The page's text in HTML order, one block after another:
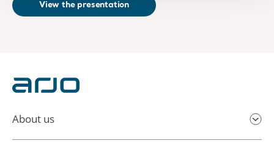
View the presentation
About us